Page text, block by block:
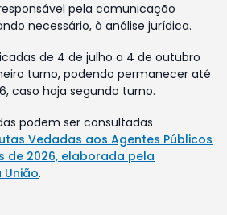
pela comunicação
necessário, à análise jurídica.
de 4 de julho a 4 de outubro
turno, podendo permanecer até
caso haja segundo turno.
podem ser consultadas
Vedadas aos Agentes Públicos
de 2026, elaborada pela
.